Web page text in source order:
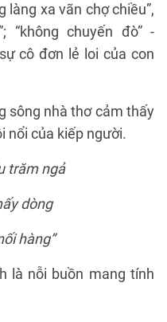
làng xa vãn chợ chiều”,
“không chuyến đò” -
cô đơn lẻ loi của con
sông nhà thơ cảm thấy
nổi của kiếp người.
trăm ngả
dòng
hàng”
là nỗi buồn mang tính